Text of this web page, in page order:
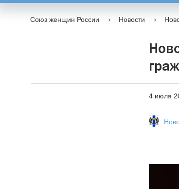
Союз женщин России Новости
4 июля